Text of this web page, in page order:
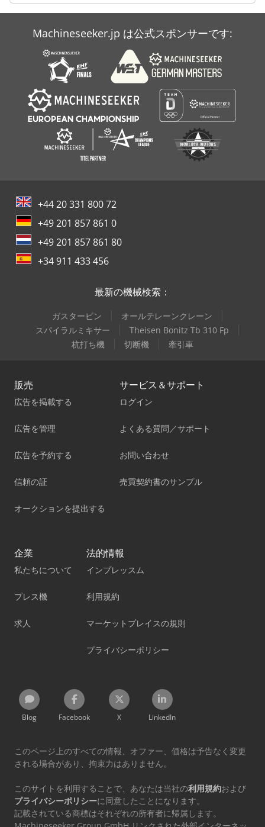
Machineseeker.jp は公式スポンサーです:
+44 20 331 800 72
+49 201 857 861 0
+49 201 857 861 80
+34 911 433 456
最新の機械検索：
ガスタービン
オールテレーンクレーン
スパイラルミキサー
Theisen Bonitz Tb 310 Fp
杭打ち機
切断機 牽引車
販売
広告を掲載する
広告を管理
広告を予約する
信頼の証
オークションを提出する
サービス＆サポート
ログイン
よくある質問／サポート
お問い合わせ
売買契約書のサンプル
企業
私たちについて
プレス機
求人
法的情報
インプレッスム
利用規約
マーケットプレイスの規則
プライバシーポリシー
Blog Facebook X LinkedIn
このページ上のすべての情報、オファー、価格は予告なく変更
される場合があり、拘束力はありません。
このサイトを利用することで、あなたは当社の利用規約および
プライバシーポリシーに同意したことになります。
記載されている商標はそれぞれの所有者に帰属します。